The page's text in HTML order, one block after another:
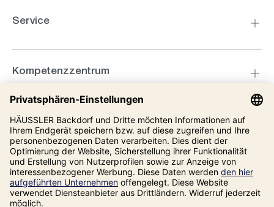
Service
Kompetenzzentrum
Informationen
Unsere Adresse